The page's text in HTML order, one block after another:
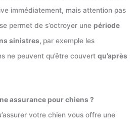
immédiatement, mais attention pas
permet de s’octroyer une période
sinistres, par exemple les
ne peuvent qu’être couvert qu’après
assurance pour chiens ?
votre chien vous offre une